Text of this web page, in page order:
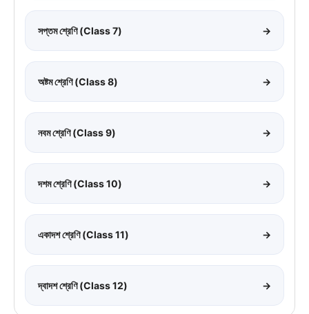
সপ্তম শ্রেণি (Class 7) →
অষ্টম শ্রেণি (Class 8) →
নবম শ্রেণি (Class 9) →
দশম শ্রেণি (Class 10) →
একাদশ শ্রেণি (Class 11) →
দ্বাদশ শ্রেণি (Class 12) →